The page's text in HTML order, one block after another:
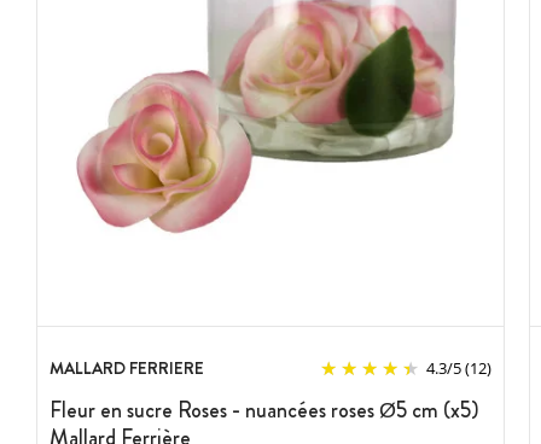
MALLARD FERRIERE 4.3/5(12)
Fleur en sucre Roses - nuancées roses Ø5 cm (x5)